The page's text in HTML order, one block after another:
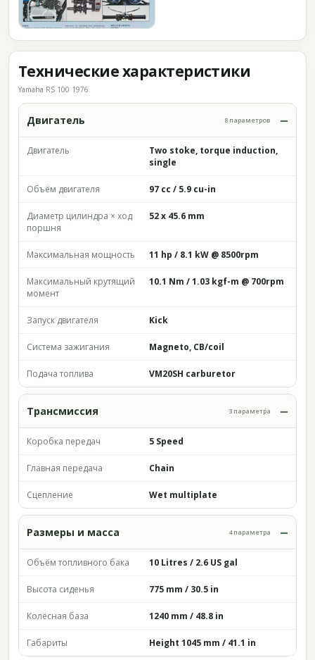
Технические характеристики
Yamaha RS 100 1976
Двигатель 8 параметров
Двигатель
Two stoke, torque induction,
single
Объём двигателя 97 cc / 5.9 cu-in
Диаметр цилиндра × ход
поршня
52 x 45.6 mm
Максимальная мощность 11 hp / 8.1 kW @ 8500rpm
Максимальный крутящий
момент
10.1 Nm / 1.03 kgf-m @ 700rpm
Запуск двигателя Kick
Система зажигания Magneto, CB/coil
Подача топлива VM20SH carburetor
Трансмиссия 3 параметра
Коробка передач 5 Speed
Главная передача Chain
Сцепление Wet multiplate
Размеры и масса 4 параметра
Объём топливного бака 10 Litres / 2.6 US gal
Высота сиденья 775 mm / 30.5 in
Колёсная база 1240 mm / 48.8 in
Габариты Height 1045 mm / 41.1 in